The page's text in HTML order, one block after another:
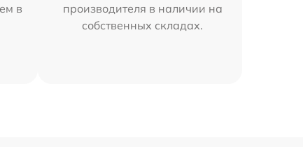
в
производителя в наличии на
собственных складах.